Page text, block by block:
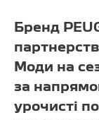
Бренд
Моди на
за
урочисті